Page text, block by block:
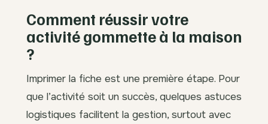
Comment réussir votre
activité gommette à la maison
?
Imprimer la fiche est une première étape. Pour
que l’activité soit un succès, quelques astuces
logistiques facilitent la gestion, surtout avec